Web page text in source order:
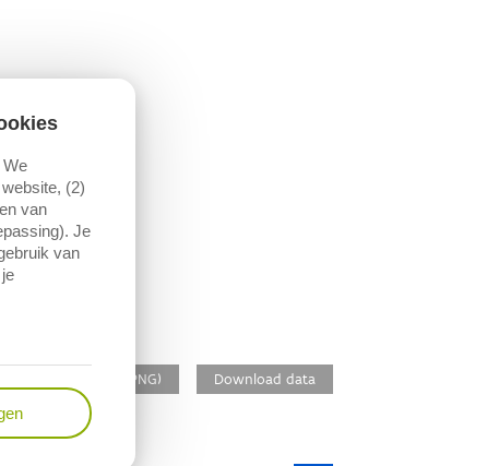
Download figuur (PNG) Download data
(2)
van
Je
van